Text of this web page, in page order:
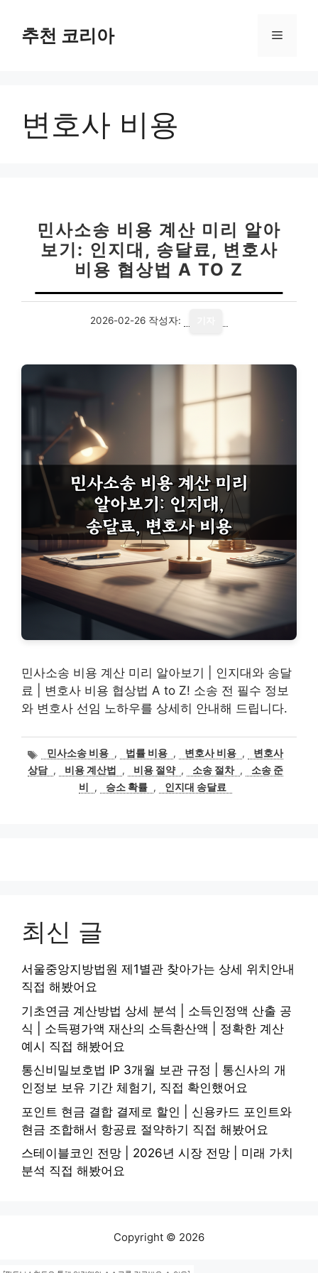
추천 코리아 메
변호사 비용
민사소송 비용 계산 미리 알아
보기: 인지대, 송달료, 변호사
비용 협상법 A TO Z
2026-02-26 작성자:
민사소송 비용 계산 미리 알아보기 | 인지대와 송달
료 | 변호사 비용 협상법 A to Z! 소송 전 필수 정보
와 변호사 선임 노하우를 상세히 안내해 드립니다.
태
그
민사소송 비용 , 법률 비용 , 변호사 비용 ,
변호사
상담 , 비용 계산법 , 비용 절약 , 소송 절차 ,
소송 준
비
, 승소 확률 , 인지대 송달료
최신 글
서울중앙지방법원 제1별관 찾아가는 상세 위치안내
직접 해봤어요
기초연금 계산방법 상세 분석 | 소득인정액 산출 공
식 | 소득평가액 재산의 소득환산액 | 정확한 계산
예시 직접 해봤어요
통신비밀보호법 IP 3개월 보관 규정 | 통신사의 개
인정보 보유 기간 체험기, 직접 확인했어요
포인트 현금 결합 결제로 할인 | 신용카드 포인트와
현금 조합해서 항공료 절약하기 직접 해봤어요
스테이블코인 전망 | 2026년 시장 전망 | 미래 가치
분석 직접 해봤어요
Copyright © 2026